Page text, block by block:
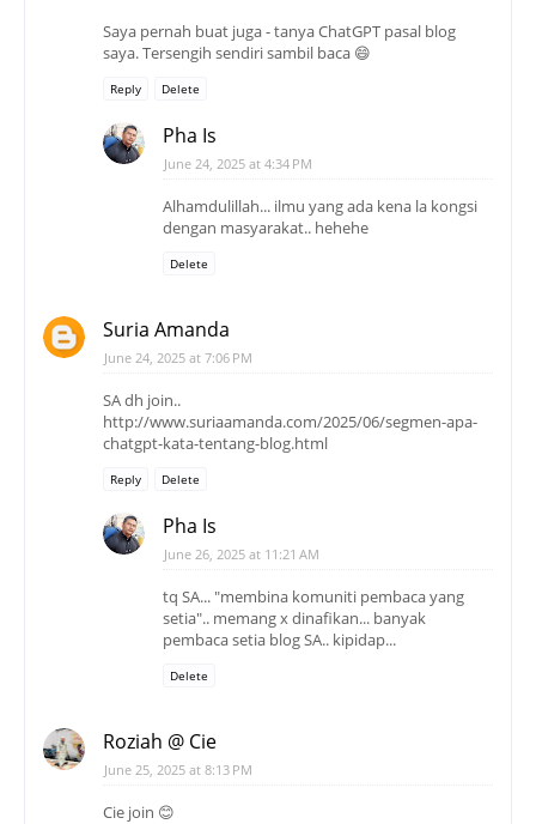
Saya pernah buat juga - tanya ChatGPT pasal blog
saya. Tersengih sendiri sambil baca 😄
Reply Delete
Pha Is
June 24, 2025 at 4:34 PM
Alhamdulillah... ilmu yang ada kena la kongsi
dengan masyarakat.. hehehe
Delete
Suria Amanda
June 24, 2025 at 7:06 PM
SA dh join..
http://www.suriaamanda.com/2025/06/segmen-apa-
chatgpt-kata-tentang-blog.html
Reply Delete
Pha Is
June 26, 2025 at 11:21 AM
tq SA... "membina komuniti pembaca yang
setia".. memang x dinafikan... banyak
pembaca setia blog SA.. kipidap...
Delete
Roziah @ Cie
June 25, 2025 at 8:13 PM
Cie join 😊